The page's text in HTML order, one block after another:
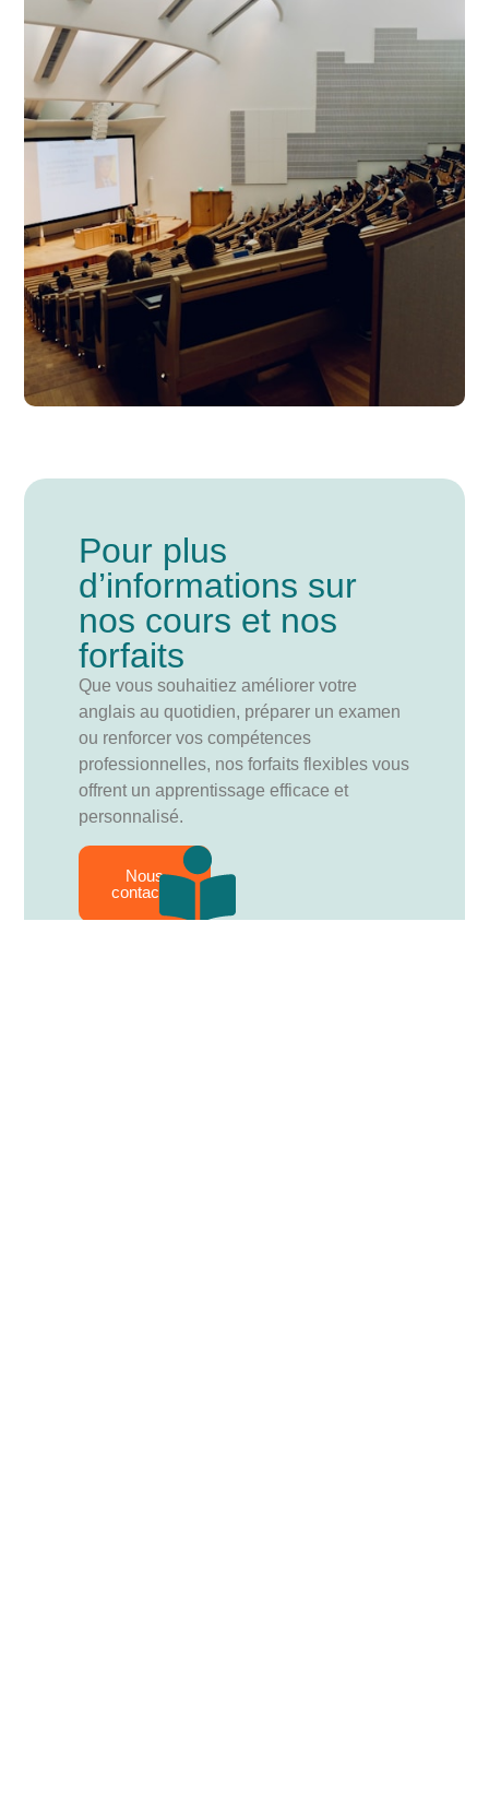
Pour plus
d’informations sur
nos cours et nos
forfaits
Que vous souhaitiez améliorer votre
anglais au quotidien, préparer un examen
ou renforcer vos compétences
professionnelles, nos forfaits flexibles vous
offrent un apprentissage efficace et
personnalisé.
Nous
contacter